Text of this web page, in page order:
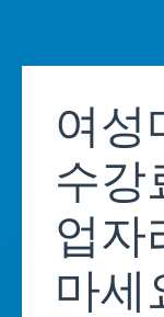
content여성
수
업자
마세